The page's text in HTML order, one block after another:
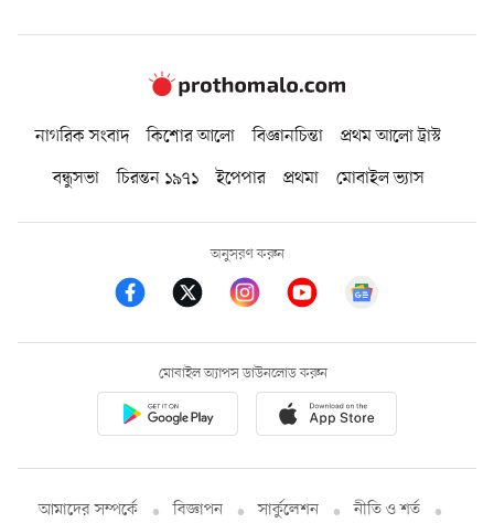
নাগরিক সংবাদ কিশোর আলো বিজ্ঞানচিন্তা
প্রথম আলো ট্রাস্ট
বন্ধুসভা
চিরন্তন ১৯৭১ ইপেপার প্রথমা মোবাইল ভ্যাস
অনুসরণ করুন
মোবাইল অ্যাপস ডাউনলোড করুন
আমাদের সম্পর্কে বিজ্ঞাপন সার্কুলেশন নীতি ও শর্ত